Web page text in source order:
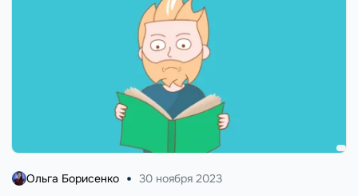
Ольга Борисенко 30 ноября 2023